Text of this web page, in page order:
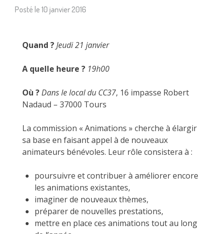
Posté le 10 janvier 2016
Quand ?Jeudi 21 janvier
A quelle heure ? 19h00
Où ?Dans le local du CC37, 16 impasse Robert
Nadaud – 37000 Tours
La commission « Animations » cherche à élargir
sa base en faisant appel à de nouveaux
animateurs bénévoles. Leur rôle consistera à :
poursuivre et contribuer à améliorer encore
les animations existantes,
imaginer de nouveaux thèmes,
préparer de nouvelles prestations,
mettre en place ces animations tout au long